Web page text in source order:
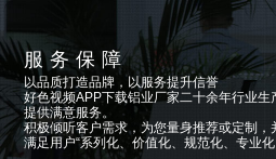
服务保障
以品质打造品牌，以服务提升信誉
好色视频APP下载铝业厂家二十余年行业生产
提供满意服务。
积极倾听客户需求，为您量身推荐或定制
满足用户“系列化、价值化、规范化、专业化